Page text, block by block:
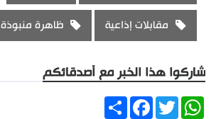
مقابلات إذاعية ظاهرة منبوذة
شاركوا هذا الخبر مع أصدقائكم
ShareFacebookTwitter
WhatsApp